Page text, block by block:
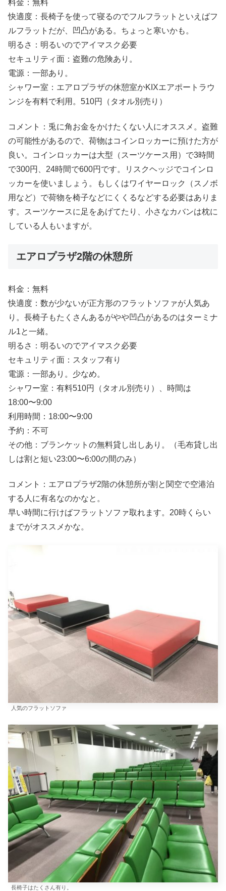
料金：無料
快適度：長椅子を使って寝るのでフルフラットといえばフ
ルフラットだが、凹凸がある。ちょっと寒いかも。
明るさ：明るいのでアイマスク必要
セキュリティ面：盗難の危険あり。
電源：一部あり。
シャワー室：エアロプラザの休憩室かKIXエアポートラウ
ンジを有料で利用。510円（タオル別売り）
コメント：兎に角お金をかけたくない人にオススメ。盗難
の可能性があるので、荷物はコインロッカーに預けた方が
良い。コインロッカーは大型（スーツケース用）で3時間
で300円、24時間で600円です。リスクヘッジでコインロ
ッカーを使いましょう。もしくはワイヤーロック（スノボ
用など）で荷物を椅子などにくくるなどする必要はありま
す。スーツケースに足をあげてたり、小さなカバンは枕に
している人もいますが。
エアロプラザ2階の休憩所
料金：無料
快適度：数が少ないが正方形のフラットソファが人気あ
り。長椅子もたくさんあるがやや凹凸があるのはターミナ
ル1と一緒。
明るさ：明るいのでアイマスク必要
セキュリティ面：スタッフ有り
電源：一部あり。少なめ。
シャワー室：有料510円（タオル別売り）、時間は
18:00〜9:00
利用時間：18:00〜9:00
予約：不可
その他：ブランケットの無料貸し出しあり。（毛布貸し出
しは割と短い23:00〜6:00の間のみ）
コメント：エアロプラザ2階の休憩所が割と関空で空港泊
する人に有名なのかなと。
早い時間に行けばフラットソファ取れます。20時くらい
までがオススメかな。
人気のフラットソファ
長椅子はたくさん有り。